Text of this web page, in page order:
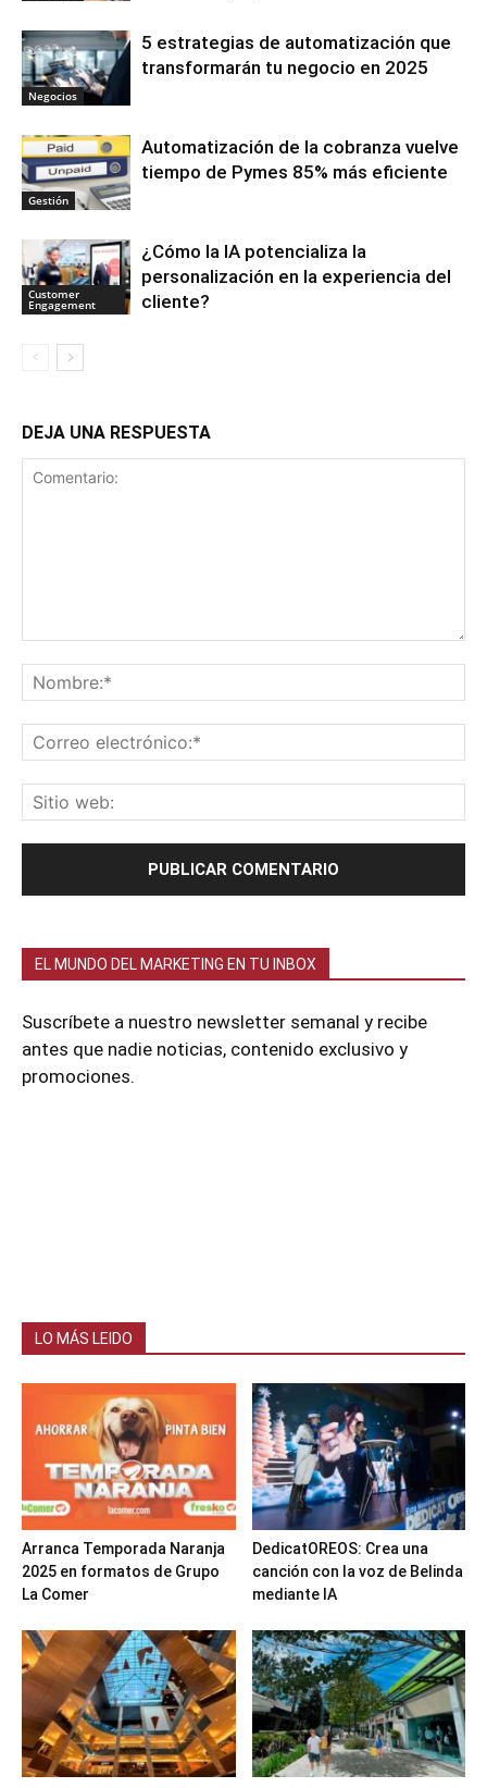
Negocios
5 estrategias de automatización que
transformarán tu negocio en 2025
Gestión
Automatización de la cobranza vuelve
tiempo de Pymes 85% más eficiente
Customer
Engagement
¿Cómo la IA potencializa la
personalización en la experiencia del
cliente?
DEJA UNA RESPUESTA
EL MUNDO DEL MARKETING EN TU INBOX
Suscríbete a nuestro newsletter semanal y recibe
antes que nadie noticias, contenido exclusivo y
promociones.
LO MÁS LEIDO
Arranca Temporada Naranja
2025 en formatos de Grupo
La Comer
DedicatOREOS: Crea una
canción con la voz de Belinda
mediante IA